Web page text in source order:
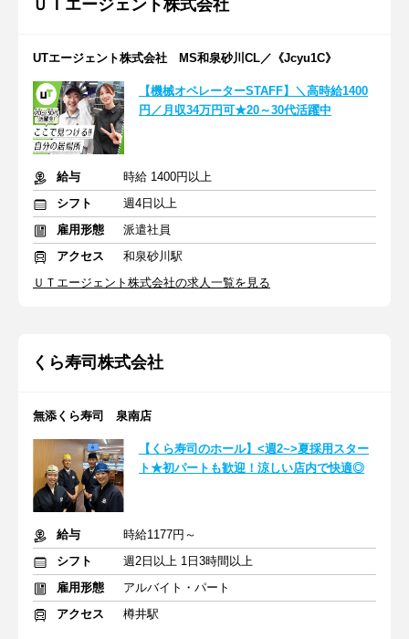
ＵＴエージェント株式会社
UTエージェント株式会社 MS和泉砂川CL／《Jcyu1C》
【機械オペレーターSTAFF】＼高時給1400
円／月収34万円可★20～30代活躍中
給与
時給 1400円以上
シフト
週4日以上
雇用形態
派遣社員
アクセス
和泉砂川駅
ＵＴエージェント株式会社の求人一覧を見る
くら寿司株式会社
無添くら寿司 泉南店
【くら寿司のホール】<週2~>夏採用スター
ト★初パートも歓迎！涼しい店内で快適◎
給与
時給1177円～
シフト
週2日以上 1日3時間以上
雇用形態
アルバイト・パート
アクセス
樽井駅